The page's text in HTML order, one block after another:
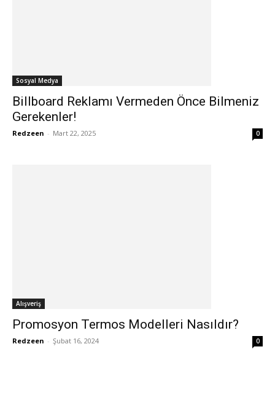
Sosyal Medya
Billboard Reklamı Vermeden Önce Bilmeniz
Gerekenler!
Redzeen - Mart 22, 2025 0
Alışveriş
Promosyon Termos Modelleri Nasıldır?
Redzeen - Şubat 16, 2024 0